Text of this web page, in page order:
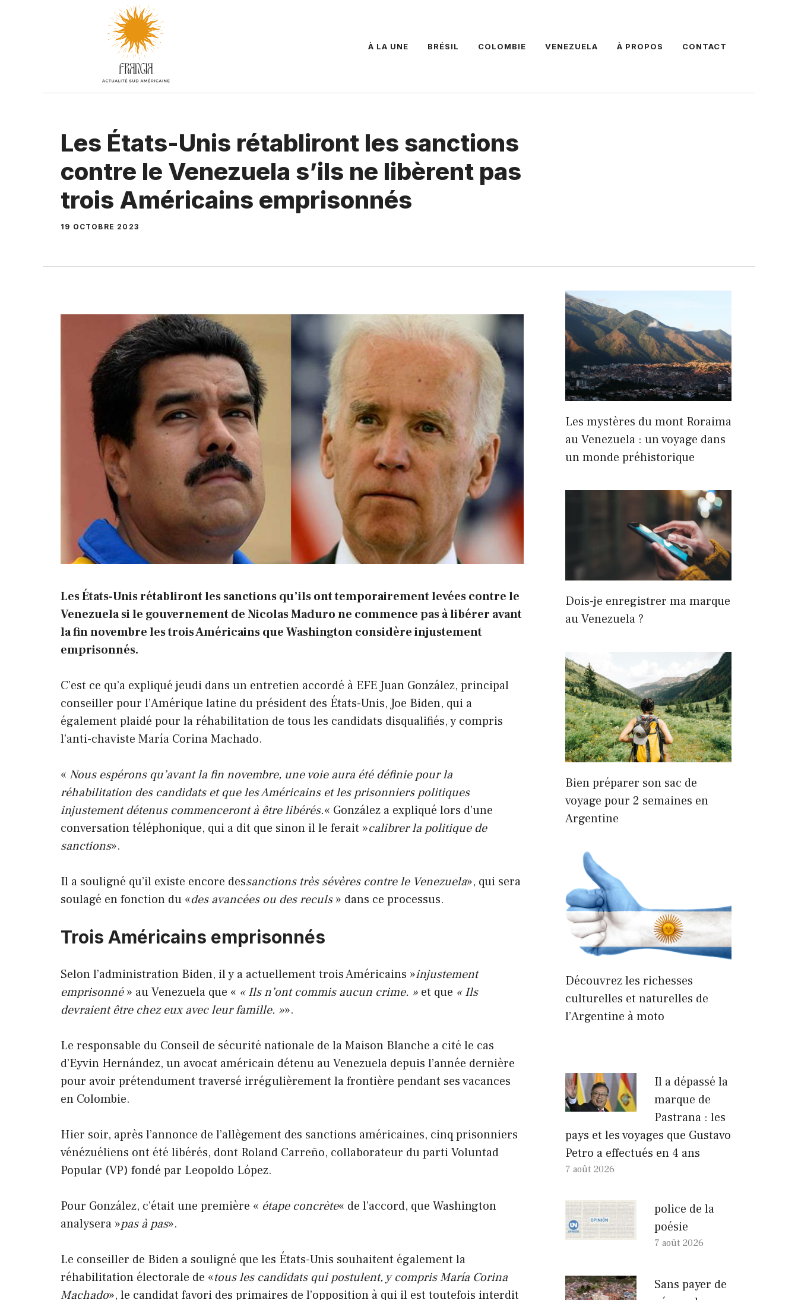
À LA UNE BRÉSIL COLOMBIE VENEZUELA À PROPOS CONTACT
Les États-Unis rétabliront les sanctions
contre le Venezuela s’ils ne libèrent pas
trois Américains emprisonnés
19 OCTOBRE 2023
Les États-Unis rétabliront les sanctions qu’ils ont temporairement levées contre le
Venezuela si le gouvernement de Nicolas Maduro ne commence pas à libérer avant
la fin novembre les trois Américains que Washington considère injustement
emprisonnés.
C’est ce qu’a expliqué jeudi dans un entretien accordé à EFE Juan González, principal
conseiller pour l’Amérique latine du président des États-Unis, Joe Biden, qui a
également plaidé pour la réhabilitation de tous les candidats disqualifiés, y compris
l’anti-chaviste María Corina Machado.
« Nous espérons qu’avant la fin novembre, une voie aura été définie pour la
réhabilitation des candidats et que les Américains et les prisonniers politiques
injustement détenus commenceront à être libérés.« González a expliqué lors d’une
conversation téléphonique, qui a dit que sinon il le ferait »calibrer la politique de
sanctions».
Il a souligné qu’il existe encore dessanctions très sévères contre le Venezuela», qui sera
soulagé en fonction du «des avancées ou des reculs» dans ce processus.
Trois Américains emprisonnés
Selon l’administration Biden, il y a actuellement trois Américains »injustement
emprisonné» au Venezuela que « « Ils n’ont commis aucun crime. » et que « Ils
devraient être chez eux avec leur famille. »».
Le responsable du Conseil de sécurité nationale de la Maison Blanche a cité le cas
d’Eyvin Hernández, un avocat américain détenu au Venezuela depuis l’année dernière
pour avoir prétendument traversé irrégulièrement la frontière pendant ses vacances
en Colombie.
Hier soir, après l’annonce de l’allègement des sanctions américaines, cinq prisonniers
vénézuéliens ont été libérés, dont Roland Carreño, collaborateur du parti Voluntad
Popular (VP) fondé par Leopoldo López.
Pour González, c’était une première « étape concrète« de l’accord, que Washington
analysera »pas à pas».
Le conseiller de Biden a souligné que les États-Unis souhaitent également la
réhabilitation électorale de «tous les candidats qui postulent, y compris María Corina
Machado», le candidat favori des primaires de l’opposition à qui il est toutefois interdit
Les mystères du mont Roraima
au Venezuela : un voyage dans
un monde préhistorique
Dois-je enregistrer ma marque
au Venezuela ?
Bien préparer son sac de
voyage pour 2 semaines en
Argentine
Découvrez les richesses
culturelles et naturelles de
l’Argentine à moto
Il a dépassé la
marque de
Pastrana : les
pays et les voyages que Gustavo
Petro a effectués en 4 ans
7 août 2026
police de la
poésie
7 août 2026
Sans payer de